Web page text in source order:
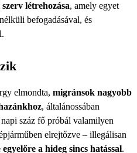
létrehozása, amely egyet
befogadásával, és
elmondta, migránsok nagyobb
, általánossában
száz fő próbál valamilyen
elrejtőzve – illegálisan
egyelőre a hideg sincs hatással.